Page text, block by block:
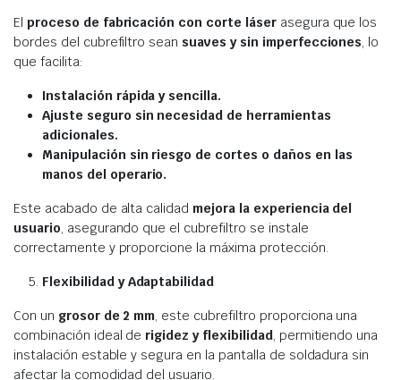
El proceso de fabricación con corte láserasegura que los
bordes del cubrefiltro sean suaves y sin imperfecciones, lo
que facilita:
Instalación rápida y sencilla.
Ajuste seguro sin necesidad de herramientas
adicionales.
Manipulación sin riesgo de cortes o daños en las
manos del operario.
Este acabado de alta calidad mejora la experiencia del
usuario, asegurando que el cubrefiltro se instale
correctamente y proporcione la máxima protección.
Flexibilidad y Adaptabilidad
Con un grosor de 2 mm, este cubrefiltro proporciona una
combinación ideal de rigidez y flexibilidad, permitiendo una
instalación estable y segura en la pantalla de soldadura sin
afectar la comodidad del usuario.